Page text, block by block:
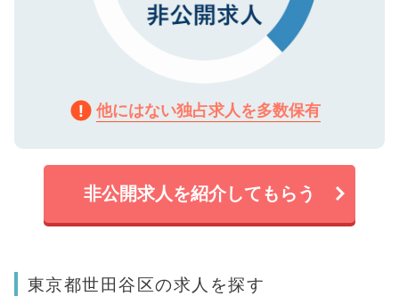
他にはない独占求人を多数保有
非公開求人を紹介してもらう
東京都世田谷区の求人を探す